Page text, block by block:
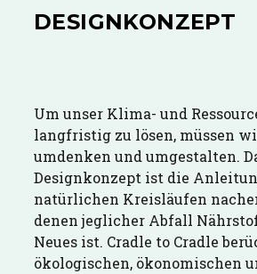
DESIGNKONZEPT
Um unser Klima- und
langfristig zu lösen, müssen
umdenken und umgestalten.
Designkonzept ist die
natürlichen Kreisläufen
denen jeglicher Abfall
Neues ist. Cradle to Cradle
ökologischen, ökonomischen